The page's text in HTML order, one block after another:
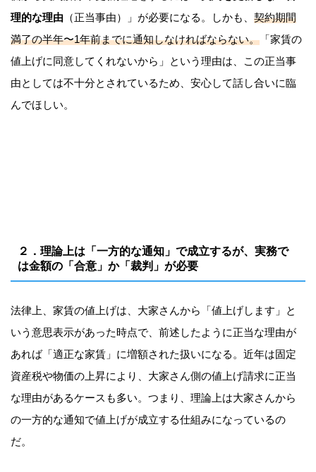
理的な理由 （正当事由）」が必要になる。しかも、 契約期間
満了の半年〜1年前までに通知しなければならない。 「家賃の
値上げに同意してくれないから」という理由は、この正当事
由としては不十分とされているため、安心して話し合いに臨
んでほしい。
２．理論上は「一方的な通知」で成立するが、実務で
は金額の「合意」か「裁判」が必要
法律上、家賃の値上げは、大家さんから「値上げします」と
いう意思表示があった時点で、前述したように正当な理由が
あれば「適正な家賃」に増額された扱いになる。近年は固定
資産税や物価の上昇により、大家さん側の値上げ請求に正当
な理由があるケースも多い。つまり、理論上は大家さんから
の一方的な通知で値上げが成立する仕組みになっているの
だ。